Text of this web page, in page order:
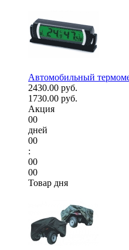
Автомобильный
2430.00 руб.
1730.00 руб.
Акция
00
дней
00
:
00
00
Товар дня